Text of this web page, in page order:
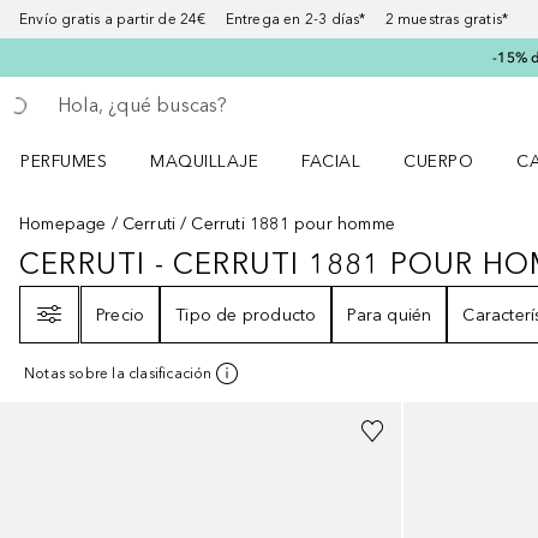
Envío gratis a partir de 24€ Entrega en 2-3 días* 2 muestras gratis*
-15%
Regresar
Ejecutar búsqueda
PERFUMES
MAQUILLAJE
FACIAL
CUERPO
Homepage
Cerruti Cerruti 1881 pour homme
CERRUTI - CERRUTI 1881 POUR
CERRUTI - CERRUTI 1881 POUR
Precio
Tipo de producto Para quién
Notas sobre la clasificación